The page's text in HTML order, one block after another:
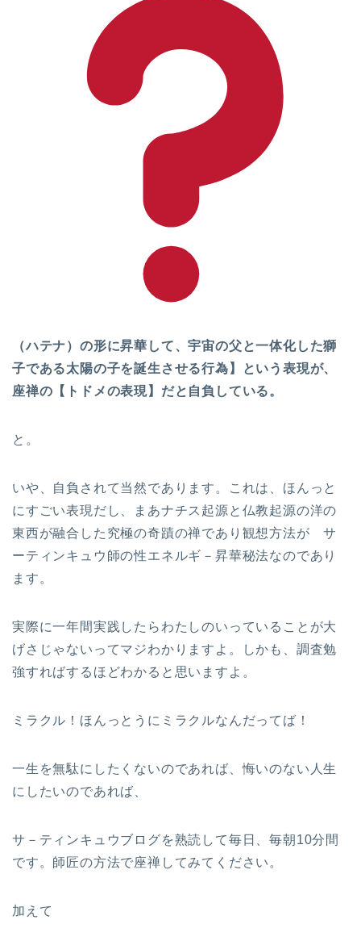
（ハテナ）の形に昇華して、宇宙の父と一体化した獅
子である太陽の子を誕生させる行為】という表現が、
座禅の【トドメの表現】だと自負している。
と。
いや、自負されて当然であります。これは、ほんっと
にすごい表現だし、まあナチス起源と仏教起源の洋の
東西が融合した究極の奇蹟の禅であり観想方法が サ
ーティンキュウ師の性エネルギ－昇華秘法なのであり
ます。
実際に一年間実践したらわたしのいっていることが大
げさじゃないってマジわかりますよ。しかも、調査勉
強すればするほどわかると思いますよ。
ミラクル！ほんっとうにミラクルなんだってば！
一生を無駄にしたくないのであれば、悔いのない人生
にしたいのであれば、
サ－ティンキュウブログを熟読して毎日、毎朝10分間
です。師匠の方法で座禅してみてください。
加えて